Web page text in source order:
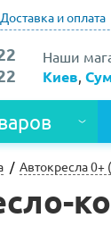
Доставка и оплата
Наши
Киев
Автокресла 0+